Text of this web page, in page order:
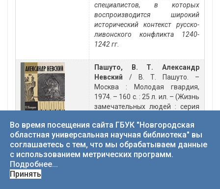
специалистов, в которых
воспроизводится широкий
исторический контекст русско-
ливонского конфликта 1240-
1242 гг.
Пашуто, В. Т. Александр
Невский / В. Т. Пашуто. –
Москва : Молодая гвардия,
1974. – 160 с. : 25 л. ил. – (Жизнь
замечательных людей : серия
году М. Горьким ; вып. 10 (542).
Регинская, Н. В. Благоверный
князь православной Руси –
святой воин Александр
Во время посещения сайта ГБУК "Новгородская
областная универсальная научная библиотека" вы
соглашаетесь с тем, что мы обрабатываем данные
с использованием метрических программ.
Подробнее...
Принять